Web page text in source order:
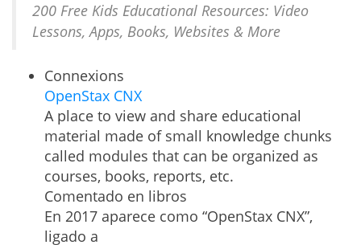
200 Free Kids Educational Resources: Video
Lessons, Apps, Books, Websites & More
Connexions
OpenStax CNX
A place to view and share educational
material made of small knowledge chunks
called modules that can be organized as
courses, books, reports, etc.
Comentado en libros
En 2017 aparece como “OpenStax CNX”,
ligado a